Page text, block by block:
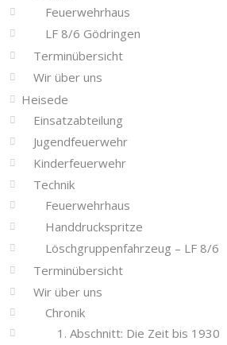
Feuerwehrhaus
LF 8/6 Gödringen
Terminübersicht
Wir über uns
Heisede
Einsatzabteilung
Jugendfeuerwehr
Kinderfeuerwehr
Technik
Feuerwehrhaus
Handdruckspritze
Löschgruppenfahrzeug – LF 8/6
Terminübersicht
Wir über uns
Chronik
1. Abschnitt: Die Zeit bis 1930